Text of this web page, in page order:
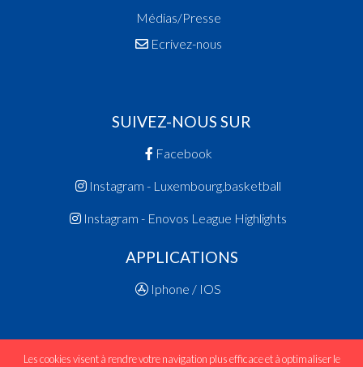
Médias/Presse
Ecrivez-nous
SUIVEZ-NOUS SUR
Facebook
Instagram - Luxembourg.basketball
Instagram - Enovos League Highlights
APPLICATIONS
Iphone / IOS
Les cookies visent à rendre votre navigation plus efficace et à optimaliser le